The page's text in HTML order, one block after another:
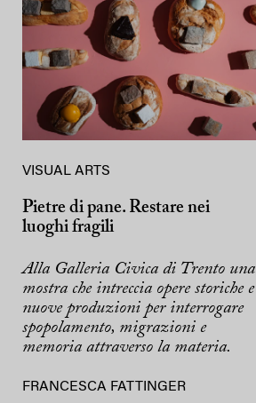
VISUAL ARTS
Pietre di pane. Restare nei
luoghi fragili
Alla Galleria Civica di Trento una
mostra che intreccia opere storiche e
nuove produzioni per interrogare
spopolamento, migrazioni e
memoria attraverso la materia.
FRANCESCA FATTINGER